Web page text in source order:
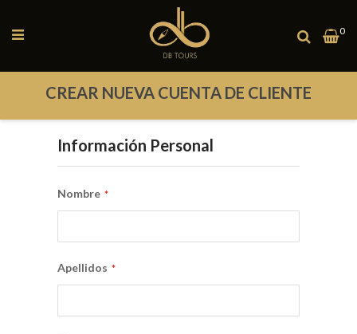
Toggle
Mi
0
CREAR NUEVA CUENTA DE CLIENTE
Información Personal
Nombre
Apellidos